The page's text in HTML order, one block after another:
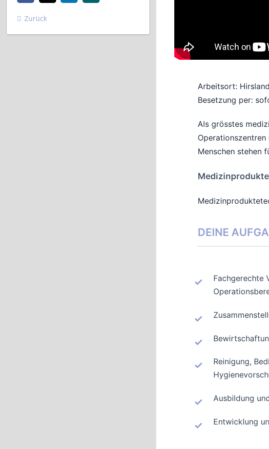
Arbeitsort:
Besetzung per:
Als grösstes
Menschen stehen
DEINE
Fachgerechte
Reinigung,
Ausbildung
Entwicklung
Zurück